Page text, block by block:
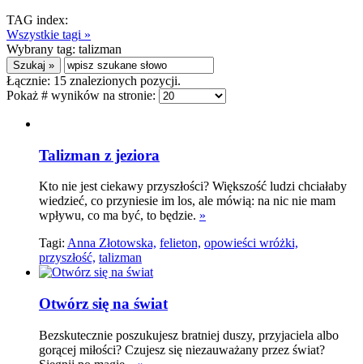
TAG index:
Wszystkie tagi »
Wybrany tag: talizman
Łącznie: 15 znalezionych pozycji.
Pokaż # wyników na stronie:
Talizman z jeziora
Kto nie jest ciekawy przyszłości? Większość ludzi chciałaby
wiedzieć, co przyniesie im los, ale mówią: na nic nie mam
wpływu, co ma być, to będzie. »
Tagi: Anna Złotowska, felieton, opowieści wróżki,
przyszłość, talizman
Otwórz się na świat
Bezskutecznie poszukujesz bratniej duszy, przyjaciela albo
gorącej miłości? Czujesz się niezauważany przez świat?